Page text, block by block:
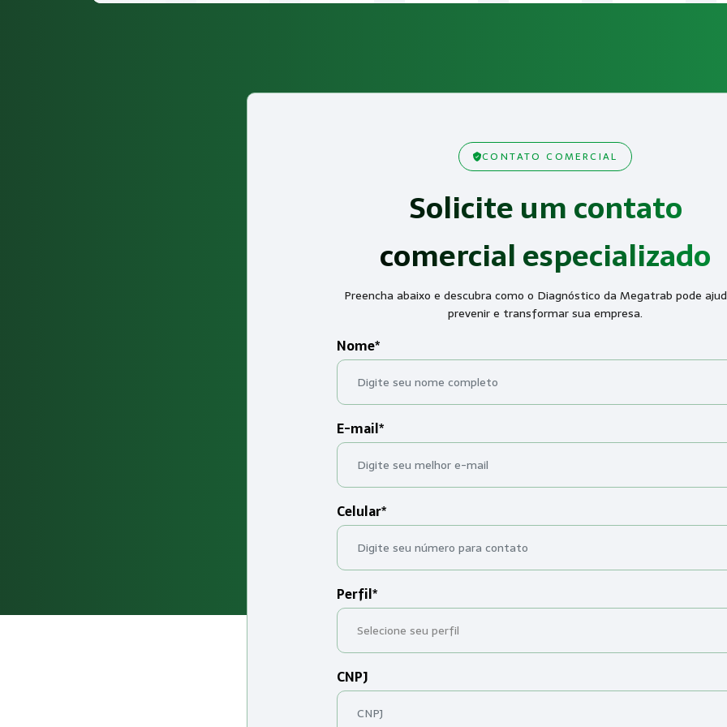
CONTATO COMERCIAL
Solicite um contato
comercial especializado
Preencha abaixo e descubra como o Diagnóstico da Megatrab pode
prevenir e transformar sua empresa.
Nome*
E-mail*
Celular*
Perfil*
CNPJ